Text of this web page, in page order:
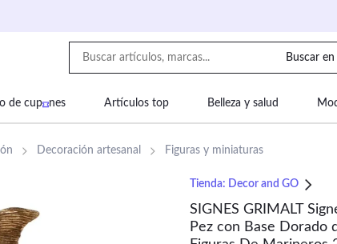
Buscar
de cup nes Artículos top Belleza y salud
Deportes Equipaje Mascotas
Decoración artesanal Figuras y miniaturas
Tienda: Decor and GO
SIGNES GRIMALT
Pez con Base Dorado